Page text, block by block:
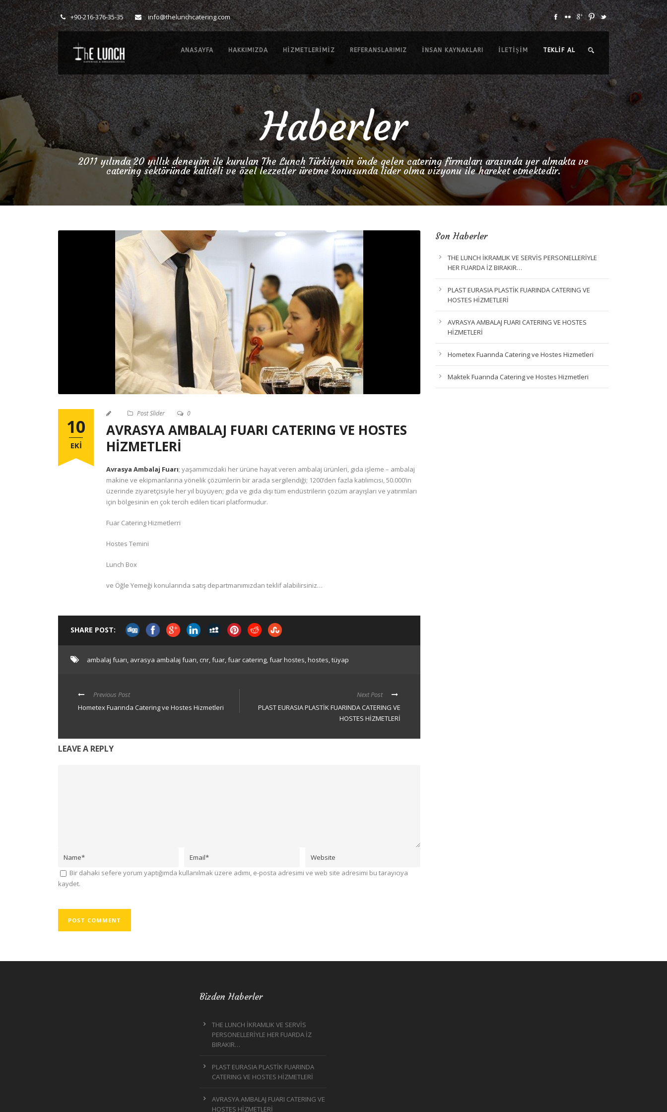
+90-216-376-35-35 info@thelunchcatering.com
ANASAYFA HAKKIMIZDA HIZMETLERIMIZ REFERANSLARIMIZ İNSAN KAYNAKLARI İLETIŞIM TEKLIF AL
Haberler
2011 yılında 20 yıllık deneyim ile kurulan The Lunch Türkiyenin önde gelen catering firmaları arasında yer almakta ve
catering sektöründe kaliteli ve özel lezzetler üretme konusunda lider olma vizyonu ile hareket etmektedir.
10
EKI
Post Slider 0
AVRASYA AMBALAJ FUARI CATERING VE HOSTES
HİZMETLERİ
Avrasya Ambalaj Fuarı; yaşamımızdaki her ürüne hayat veren ambalaj ürünleri, gıda işleme – ambalaj
makine ve ekipmanlarına yönelik çözümlerin bir arada sergilendiği; 1200’den fazla katılımcısı, 50.000’in
üzerinde ziyaretçisiyle her yıl büyüyen; gıda ve gıda dışı tüm endüstrilerin çözüm arayışları ve yatırımları
için bölgesinin en çok tercih edilen ticari platformudur.
Fuar Catering Hizmetlerri
Hostes Temini
Lunch Box
ve Öğle Yemeği konularında satış departmanımızdan teklif alabilirsiniz…
SHARE POST:
ambalaj fuarı, avrasya ambalaj fuarı, cnr,fuar,fuar catering,fuar hostes,hostes,tüyap
Previous Post
Hometex Fuarında Catering ve Hostes Hizmetleri
Next Post
PLAST EURASIA PLASTİK FUARINDA CATERING VE
HOSTES HİZMETLERİ
LEAVE A REPLY
Bir dahaki sefere yorum yaptığımda kullanılmak üzere adımı, e-posta adresimi ve web site adresimi bu tarayıcıya
kaydet.
Son Haberler
THE LUNCH İKRAMLIK VE SERVİS PERSONELLERİYLE
HER FUARDA İZ BIRAKIR…
PLAST EURASIA PLASTİK FUARINDA CATERING VE
HOSTES HİZMETLERİ
AVRASYA AMBALAJ FUARI CATERING VE HOSTES
HİZMETLERİ
Hometex Fuarında Catering ve Hostes Hizmetleri
Maktek Fuarında Catering ve Hostes Hizmetleri
Bizden Haberler
THE LUNCH İKRAMLIK VE SERVİS
PERSONELLERİYLE HER FUARDA İZ
BIRAKIR…
PLAST EURASIA PLASTİK FUARINDA
CATERING VE HOSTES HİZMETLERİ
AVRASYA AMBALAJ FUARI CATERING VE
HOSTES HİZMETLERİ